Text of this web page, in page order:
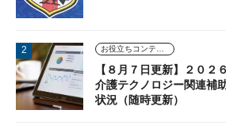
【８月７日更新】２０
介護テクノロジー関連
状況（随時更新）